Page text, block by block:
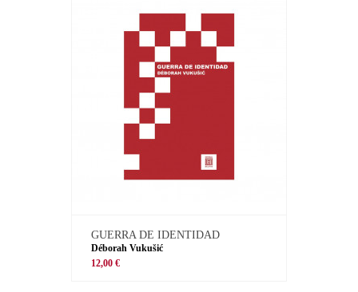
GUERRA DE IDENTIDAD
Déborah Vukušić
12,00 €